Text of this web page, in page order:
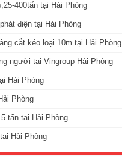
400tấn tại Hải Phòng
điện tại Hải Phòng
cắt kéo loại 10m tại Hải Phòng
người tại Vingroup Hải Phòng
Hải Phòng
Phòng
tấn tại Hải Phòng
Hải Phòng